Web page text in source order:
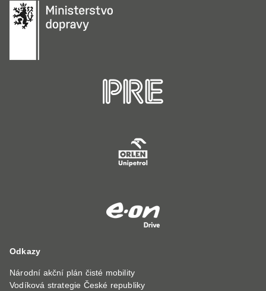
Odkazy
Národní akční plán čisté mobility
Vodíková strategie České republiky